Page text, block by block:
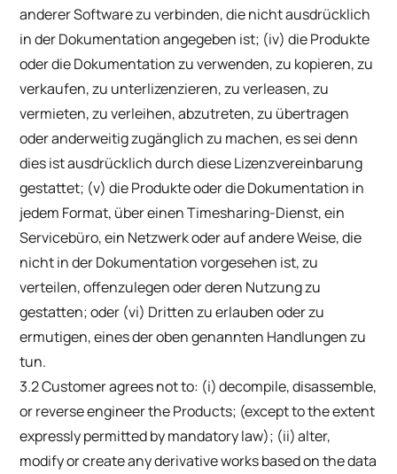
anderer Software zu verbinden, die nicht ausdrücklich
in der Dokumentation angegeben ist; (iv) die Produkte
oder die Dokumentation zu verwenden, zu kopieren, zu
verkaufen, zu unterlizenzieren, zu verleasen, zu
vermieten, zu verleihen, abzutreten, zu übertragen
oder anderweitig zugänglich zu machen, es sei denn
dies ist ausdrücklich durch diese Lizenzvereinbarung
gestattet; (v) die Produkte oder die Dokumentation in
jedem Format, über einen Timesharing-Dienst, ein
Servicebüro, ein Netzwerk oder auf andere Weise, die
nicht in der Dokumentation vorgesehen ist, zu
verteilen, offenzulegen oder deren Nutzung zu
gestatten; oder (vi) Dritten zu erlauben oder zu
ermutigen, eines der oben genannten Handlungen zu
tun.
3.2 Customer agrees not to: (i) decompile, disassemble,
or reverse engineer the Products; (except to the extent
expressly permitted by mandatory law); (ii) alter,
modify or create any derivative works based on the data